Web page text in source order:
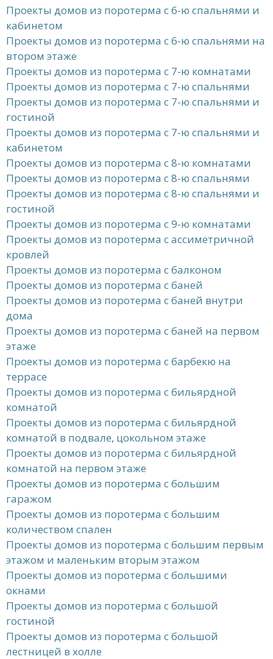
Проекты домов из поротерма с 6-ю спальнями и
кабинетом
Проекты домов из поротерма с 6-ю спальнями на
втором этаже
Проекты домов из поротерма с 7-ю комнатами
Проекты домов из поротерма с 7-ю спальнями
Проекты домов из поротерма с 7-ю спальнями и
гостиной
Проекты домов из поротерма с 7-ю спальнями и
кабинетом
Проекты домов из поротерма с 8-ю комнатами
Проекты домов из поротерма с 8-ю спальнями
Проекты домов из поротерма с 8-ю спальнями и
гостиной
Проекты домов из поротерма с 9-ю комнатами
Проекты домов из поротерма с ассиметричной
кровлей
Проекты домов из поротерма с балконом
Проекты домов из поротерма с баней
Проекты домов из поротерма с баней внутри
дома
Проекты домов из поротерма с баней на первом
этаже
Проекты домов из поротерма с барбекю на
террасе
Проекты домов из поротерма с бильярдной
комнатой
Проекты домов из поротерма с бильярдной
комнатой в подвале, цокольном этаже
Проекты домов из поротерма с бильярдной
комнатой на первом этаже
Проекты домов из поротерма с большим
гаражом
Проекты домов из поротерма с большим
количеством спален
Проекты домов из поротерма с большим первым
этажом и маленьким вторым этажом
Проекты домов из поротерма с большими
окнами
Проекты домов из поротерма с большой
гостиной
Проекты домов из поротерма с большой
лестницей в холле